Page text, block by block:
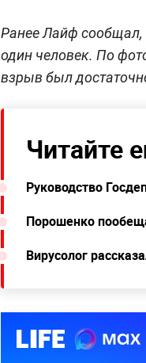
Ранее Лайф
один человек. По
взрыв был
Читайте
Руководство
Порошенко
Вирусолог